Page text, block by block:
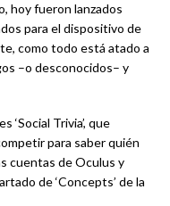
hoy fueron lanzados
para el dispositivo de
como todo está atado a
–o desconocidos– y
‘Social Trivia’, que
para saber quién
cuentas de Oculus y
de ‘Concepts’ de la